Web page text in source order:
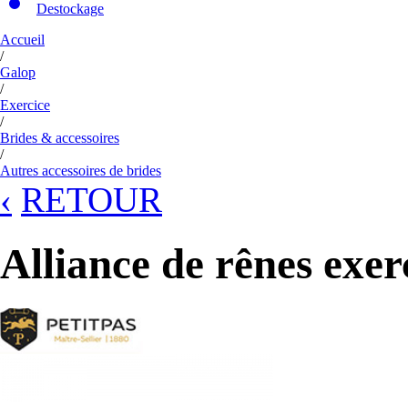
Destockage
Accueil
/
Galop
/
Exercice
/
Brides & accessoires
/
Autres accessoires de brides
‹ RETOUR
Alliance de rênes